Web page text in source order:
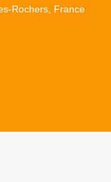
Rochers, France